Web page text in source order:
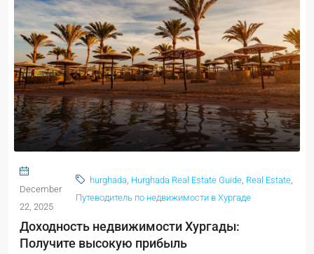
December
22, 2025
hurghada, Hurghada Real Estate Guide, Real Estate,
Путеводитель по недвижимости в Хургаде
Доходность недвижимости Хургады:
Получите высокую прибыль